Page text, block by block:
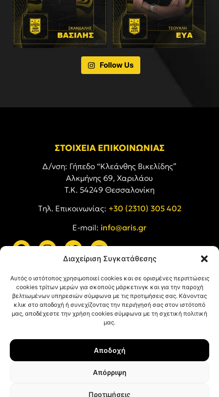
Διαχείριση Συγκατάθεσης
Αυτός ο ιστότοπος χρησιμοποιεί cookies και σε ορισμένες περιπτώσεις
cookies τρίτων μερών για σκοπούς μάρκετινγκ και για την παροχή
βελτιωμένων υπηρεσιών σύμφωνα με τις προτιμήσεις σας. Κάνοντας
κλικ στο αποδοχή ή συνεχίζοντας την περιήγησή σας στον ιστότοπό
μας, αποδέχεστε την χρήση cookies σύμφωνα με τη σχετική πολιτική
μας.
Αποδοχή
Απόρριψη
Προτιμήσεις
Follow Us
ΣΤΟΙΧΕΙΑ ΕΠΙΚΟΙΝΩΝΙΑΣ
Δ/νση: Γήπεδο “Κλεάνθης Βικελίδης”
Αλκμήνης 69, Χαριλάου
Τ.Κ. 54249 Θεσσαλονίκη
Tηλ. Επικοινωνίας: +30 (2310) 305 402
E-mail: info@aris.gr
Όροι Χρήσης
Πολιτική Cookies